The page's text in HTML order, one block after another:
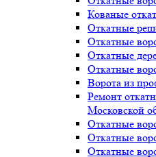
Кованые
Откатные
Откатные
Откатные
Откатные
Ворота из
Ремонт
Московской
Откатные
Откатные
Откатные